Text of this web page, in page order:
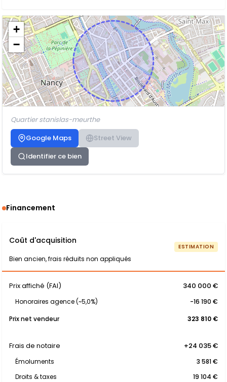
+
−
Quartier stanislas-meurthe
Google Maps
Street View
Identifier ce bien
Financement
Coût d'acquisition
Bien ancien, frais réduits non appliqués
ESTIMATION
Prix affiché (FAI) 340 000 €
Honoraires agence (~5,0%)
-16 190 €
Prix net vendeur
323 810 €
Frais de notaire +24 035 €
Émoluments
3 581 €
Droits & taxes
19 104 €